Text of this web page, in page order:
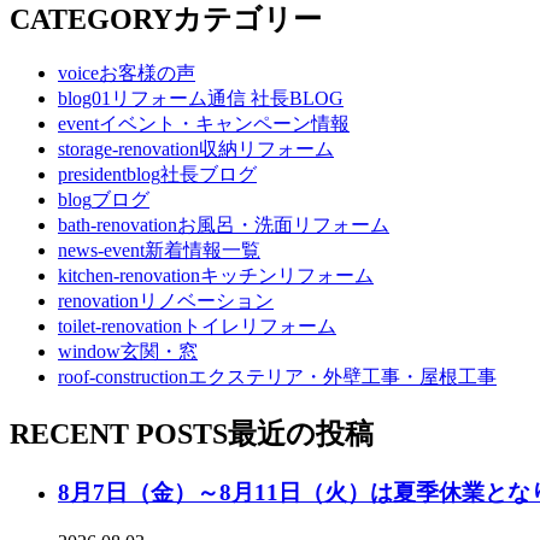
CATEGORYカテゴリー
voiceお客様の声
blog01 リフォーム通信 社長BLOG
eventイベント・キャンペーン情報
storage-renovation収納リフォーム
presidentblog社長ブログ
blogブログ
bath-renovationお風呂・洗面リフォーム
news-event新着情報一覧
kitchen-renovationキッチンリフォーム
renovationリノベーション
toilet-renovation トイレリフォーム
window玄関・窓
roof-constructionエクステリア・外壁工事・屋根工事
RECENT POSTS最近の投稿
8月7日（金）～8月11日（火）は夏季休業とな